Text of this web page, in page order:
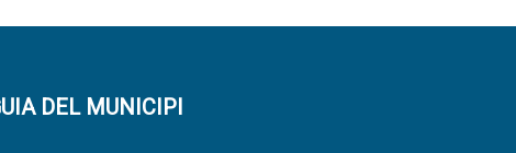
DEL MUNICIPI